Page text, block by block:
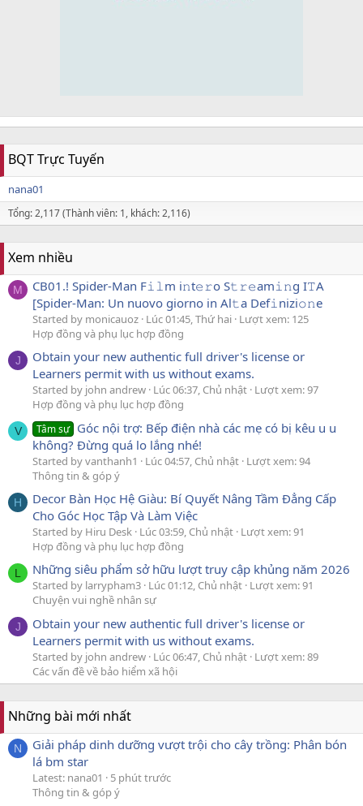
BQT Trực Tuyến
nana01
Tổng: 2,117 (Thành viên: 1, khách: 2,116)
Xem nhiều
M
CB01.! Spider-Man F𝚒𝚕m i𝚗t𝚎𝚛o S𝚝𝚛𝚎am𝚒𝚗g I𝚃A
[Spider-Man: Un nuovo giorno in Al𝚝a Def𝚒nizi𝚘𝚗e
Started by monicauoz Lúc 01:45, Thứ hai Lượt xem: 125
Hợp đồng và phụ lục hợp đồng
J
Obtain your new authentic full driver's license or
Learners permit with us without exams.
Started by john andrew Lúc 06:37, Chủ nhật Lượt xem: 97
Hợp đồng và phụ lục hợp đồng
V Tâm sự Góc nội trợ: Bếp điện nhà các mẹ có bị kêu u u
không? Đừng quá lo lắng nhé!
Started by vanthanh1 Lúc 04:57, Chủ nhật Lượt xem: 94
Thông tin & góp ý
H
Decor Bàn Học Hệ Giàu: Bí Quyết Nâng Tầm Đẳng Cấp
Cho Góc Học Tập Và Làm Việc
Started by Hiru Desk Lúc 03:59, Chủ nhật Lượt xem: 91
Hợp đồng và phụ lục hợp đồng
L Những siêu phẩm sở hữu lượt truy cập khủng năm 2026
Started by larrypham3 Lúc 01:12, Chủ nhật Lượt xem: 91
Chuyện vui nghề nhân sự
J
Obtain your new authentic full driver's license or
Learners permit with us without exams.
Started by john andrew Lúc 06:47, Chủ nhật Lượt xem: 89
Các vấn đề về bảo hiểm xã hội
Những bài mới nhất
N
Giải pháp dinh dưỡng vượt trội cho cây trồng: Phân bón
lá bm star
Latest: nana01
5 phút trước
Thông tin & góp ý